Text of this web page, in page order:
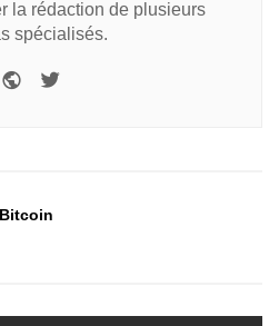
la rédaction de plusieurs
spécialisés.